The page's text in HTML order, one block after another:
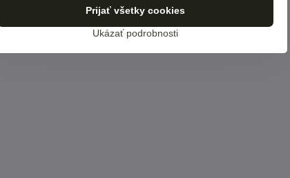
Ukázať podrobnosti
Prijať všetky cookies